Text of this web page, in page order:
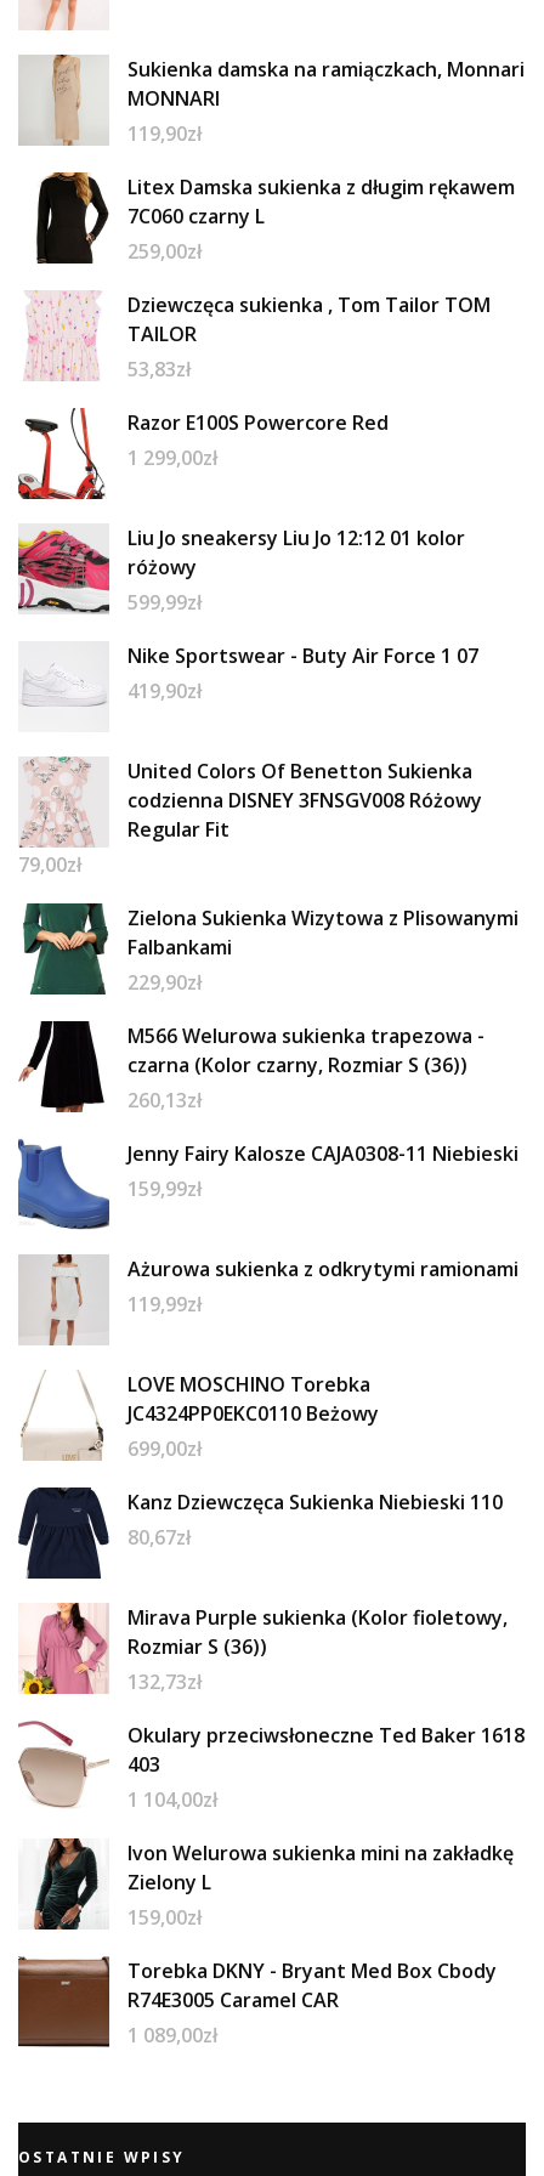
Sukienka damska na ramiączkach, Monnari
MONNARI
119,90zł
Litex Damska sukienka z długim rękawem
7C060 czarny L
259,00zł
Dziewczęca sukienka , Tom Tailor TOM
TAILOR
53,83zł
Razor E100S Powercore Red
1 299,00zł
Liu Jo sneakersy Liu Jo 12:12 01 kolor
różowy
599,99zł
Nike Sportswear - Buty Air Force 1 07
419,90zł
United Colors Of Benetton Sukienka
codzienna DISNEY 3FNSGV008 Różowy
Regular Fit
79,00zł
Zielona Sukienka Wizytowa z Plisowanymi
Falbankami
229,90zł
M566 Welurowa sukienka trapezowa -
czarna (Kolor czarny, Rozmiar S (36))
260,13zł
Jenny Fairy Kalosze CAJA0308-11 Niebieski
159,99zł
Ażurowa sukienka z odkrytymi ramionami
119,99zł
LOVE MOSCHINO Torebka
JC4324PP0EKC0110 Beżowy
699,00zł
Kanz Dziewczęca Sukienka Niebieski 110
80,67zł
Mirava Purple sukienka (Kolor fioletowy,
Rozmiar S (36))
132,73zł
Okulary przeciwsłoneczne Ted Baker 1618
403
1 104,00zł
Ivon Welurowa sukienka mini na zakładkę
Zielony L
159,00zł
Torebka DKNY - Bryant Med Box Cbody
R74E3005 Caramel CAR
1 089,00zł
OSTATNIE WPISY